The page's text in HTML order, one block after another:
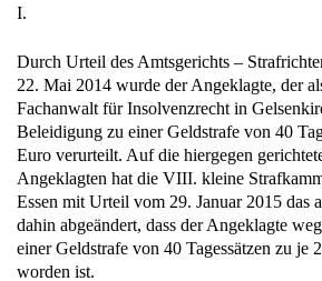
I.
Durch Urteil des Amtsgerichts –
22. Mai 2014 wurde der Angeklagte, der
Fachanwalt für Insolvenzrecht in
Beleidigung zu einer Geldstrafe von 40
Euro verurteilt. Auf die hiergegen
Angeklagten hat die VIII. kleine
Essen mit Urteil vom 29. Januar 2015 das
dahin abgeändert, dass der Angeklagte
einer Geldstrafe von 40 Tagessätzen zu je
worden ist.